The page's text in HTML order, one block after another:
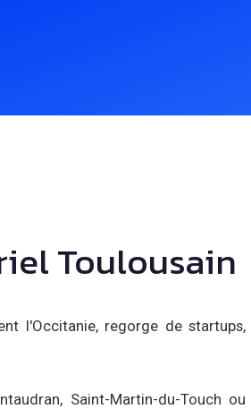
Toulousain
l'Occitanie, regorge de startups,
Saint-Martin-du-Touch ou